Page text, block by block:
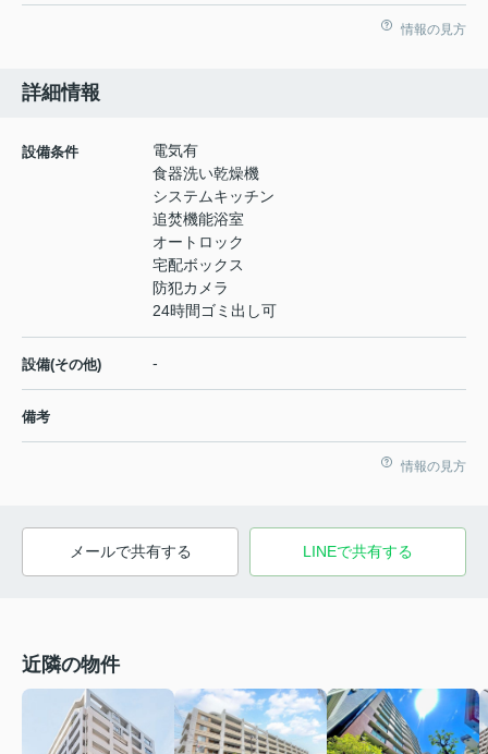
情報の見方
詳細情報
設備条件
電気有
食器洗い乾燥機
システムキッチン
追焚機能浴室
オートロック
宅配ボックス
防犯カメラ
24時間ゴミ出し可
設備(その他) -
備考
情報の見方
メールで共有する LINEで共有する
近隣の物件